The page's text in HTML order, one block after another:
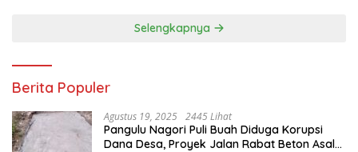
Selengkapnya
Berita Populer
Agustus 19, 2025 2445 Lihat
Pangulu Nagori Puli Buah Diduga Korupsi
Dana Desa, Proyek Jalan Rabat Beton Asal